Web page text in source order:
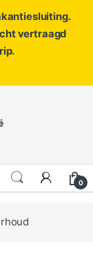
vertraagd
0